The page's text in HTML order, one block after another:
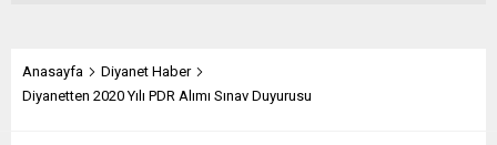
Anasayfa
Diyanet Haber
Diyanetten 2020 Yılı PDR Alımı Sınav Duyurusu